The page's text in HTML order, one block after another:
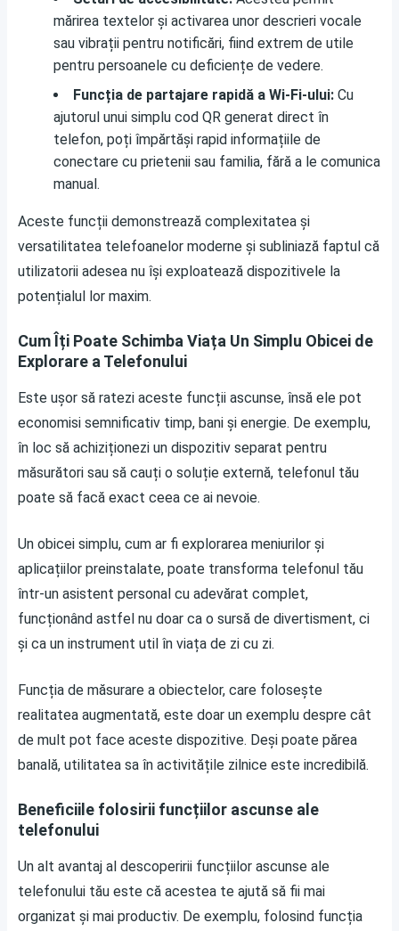
mărirea textelor și activarea unor descrieri vocale
sau vibrații pentru notificări, fiind extrem de utile
pentru persoanele cu deficiențe de vedere.
Funcția de partajare rapidă a Wi-Fi-ului: Cu
ajutorul unui simplu cod QR generat direct în
telefon, poți împărtăși rapid informațiile de
conectare cu prietenii sau familia, fără a le comunica
manual.
Aceste funcții demonstrează complexitatea și
versatilitatea telefoanelor moderne și subliniază faptul că
utilizatorii adesea nu își exploatează dispozitivele la
potențialul lor maxim.
Cum Îți Poate Schimba Viața Un Simplu Obicei de
Explorare a Telefonului
Este ușor să ratezi aceste funcții ascunse, însă ele pot
economisi semnificativ timp, bani și energie. De exemplu,
în loc să achiziționezi un dispozitiv separat pentru
măsurători sau să cauți o soluție externă, telefonul tău
poate să facă exact ceea ce ai nevoie.
Un obicei simplu, cum ar fi explorarea meniurilor și
aplicațiilor preinstalate, poate transforma telefonul tău
într-un asistent personal cu adevărat complet,
funcționând astfel nu doar ca o sursă de divertisment, ci
și ca un instrument util în viața de zi cu zi.
Funcția de măsurare a obiectelor, care folosește
realitatea augmentată, este doar un exemplu despre cât
de mult pot face aceste dispozitive. Deși poate părea
banală, utilitatea sa în activitățile zilnice este incredibilă.
Beneficiile folosirii funcțiilor ascunse ale
telefonului
Un alt avantaj al descoperirii funcțiilor ascunse ale
telefonului tău este că acestea te ajută să fii mai
organizat și mai productiv. De exemplu, folosind funcția